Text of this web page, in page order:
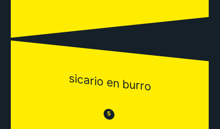
sicario en burro
😒 5 😂